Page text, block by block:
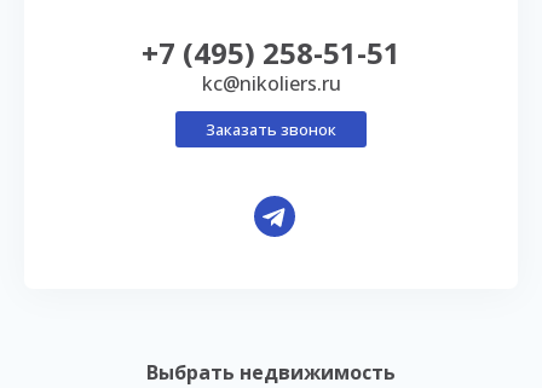
Выбрать недвижимость
+7 (495) 258-51-51
kc@nikoliers.ru
Заказать звонок